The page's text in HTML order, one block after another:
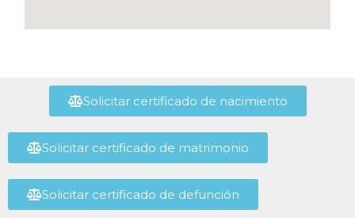
Solicitar certificado de nacimiento
Solicitar certificado de matrimonio
Solicitar certificado de defunción